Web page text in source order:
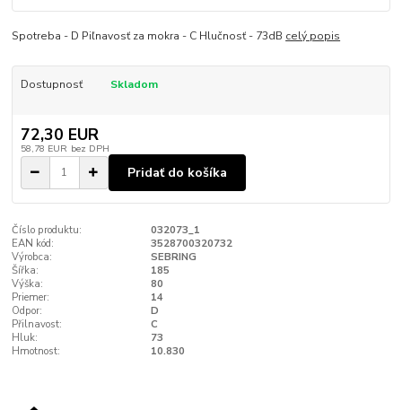
Spotreba - D Piľnavosť za mokra - C Hlučnosť - 73dB celý popis
Dostupnosť Skladom
72,30 EUR
58,78 EUR bez DPH
Pridať do košíka
Číslo produktu:
032073_1
EAN kód:
3528700320732
Výrobca:
SEBRING
Šířka:
185
Výška:
80
Priemer:
14
Odpor:
D
Přilnavost:
C
Hluk:
73
Hmotnost:
10.830